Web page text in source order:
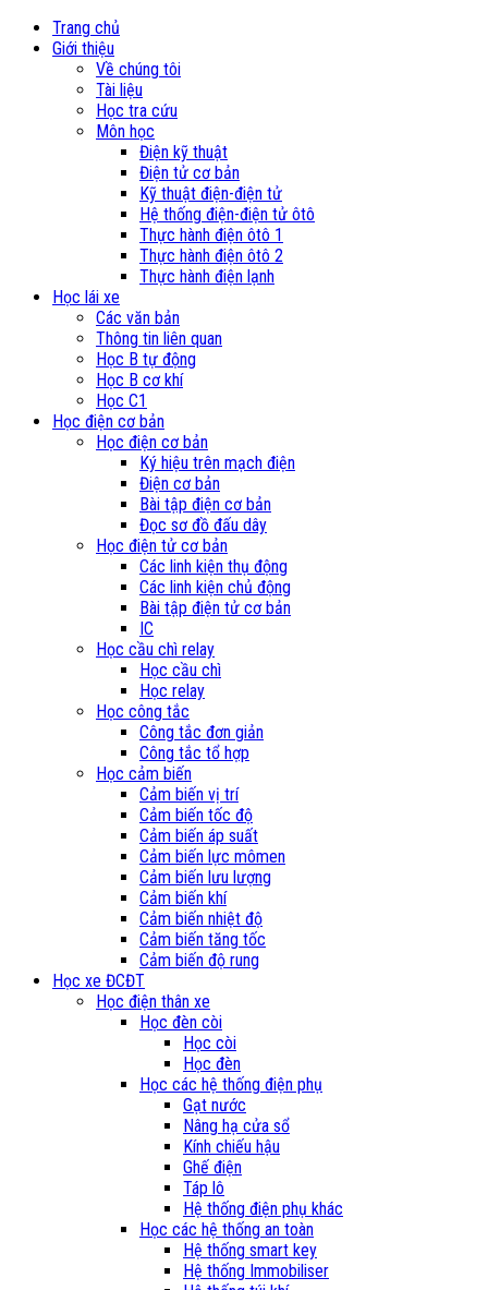
Trang chủ
Giới thiệu
Về chúng tôi
Tài liệu
Học tra cứu
Môn học
Điện kỹ thuật
Điện tử cơ bản
Kỹ thuật điện-điện tử
Hệ thống điện-điện tử ôtô
Thực hành điện ôtô 1
Thực hành điện ôtô 2
Thực hành điện lạnh
Học lái xe
Các văn bản
Thông tin liên quan
Học B tự động
Học B cơ khí
Học C1
Học điện cơ bản
Học điện cơ bản
Ký hiệu trên mạch điện
Điện cơ bản
Bài tập điện cơ bản
Đọc sơ đồ đấu dây
Học điện tử cơ bản
Các linh kiện thụ động
Các linh kiện chủ động
Bài tập điện tử cơ bản
IC
Học cầu chì relay
Học cầu chì
Học relay
Học công tắc
Công tắc đơn giản
Công tắc tổ hợp
Học cảm biến
Cảm biến vị trí
Cảm biến tốc độ
Cảm biến áp suất
Cảm biến lực mômen
Cảm biến lưu lượng
Cảm biến khí
Cảm biến nhiệt độ
Cảm biến tăng tốc
Cảm biến độ rung
Học xe ĐCĐT
Học điện thân xe
Học đèn còi
Học còi
Học đèn
Học các hệ thống điện phụ
Gạt nước
Nâng hạ cửa sổ
Kính chiếu hậu
Ghế điện
Táp lô
Hệ thống điện phụ khác
Học các hệ thống an toàn
Hệ thống smart key
Hệ thống Immobiliser